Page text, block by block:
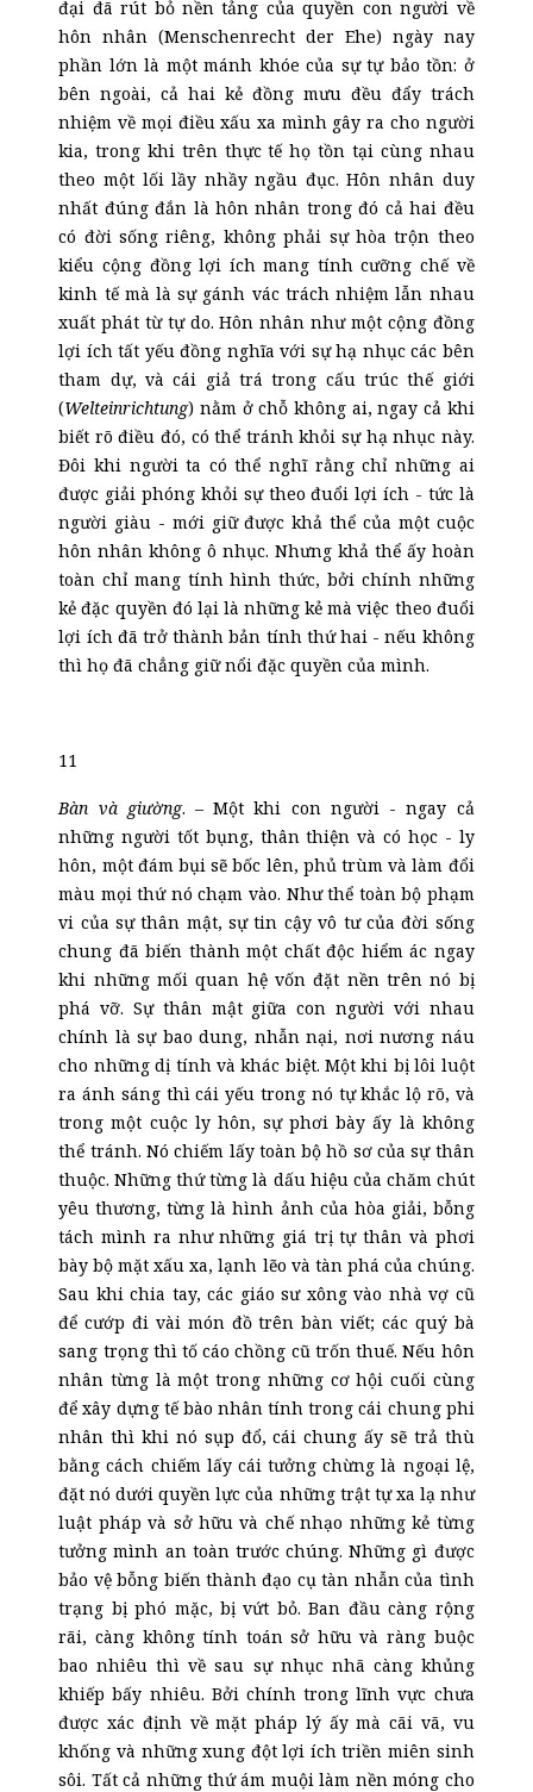
đại đã rút bỏ nền tảng của quyền con người về
hôn nhân (Menschenrecht der Ehe) ngày nay
phần lớn là một mánh khóe của sự tự bảo tồn: ở
bên ngoài, cả hai kẻ đồng mưu đều đẩy trách
nhiệm về mọi điều xấu xa mình gây ra cho người
kia, trong khi trên thực tế họ tồn tại cùng nhau
theo một lối lầy nhầy ngầu đục. Hôn nhân duy
nhất đúng đắn là hôn nhân trong đó cả hai đều
có đời sống riêng, không phải sự hòa trộn theo
kiểu cộng đồng lợi ích mang tính cưỡng chế về
kinh tế mà là sự gánh vác trách nhiệm lẫn nhau
xuất phát từ tự do. Hôn nhân như một cộng đồng
lợi ích tất yếu đồng nghĩa với sự hạ nhục các bên
tham dự, và cái giả trá trong cấu trúc thế giới
(Welteinrichtung) nằm ở chỗ không ai, ngay cả khi
biết rõ điều đó, có thể tránh khỏi sự hạ nhục này.
Đôi khi người ta có thể nghĩ rằng chỉ những ai
được giải phóng khỏi sự theo đuổi lợi ích - tức là
người giàu - mới giữ được khả thể của một cuộc
hôn nhân không ô nhục. Nhưng khả thể ấy hoàn
toàn chỉ mang tính hình thức, bởi chính những
kẻ đặc quyền đó lại là những kẻ mà việc theo đuổi
lợi ích đã trở thành bản tính thứ hai - nếu không
thì họ đã chẳng giữ nổi đặc quyền của mình.
11
Bàn và giường. – Một khi con người - ngay cả
những người tốt bụng, thân thiện và có học - ly
hôn, một đám bụi sẽ bốc lên, phủ trùm và làm đổi
màu mọi thứ nó chạm vào. Như thể toàn bộ phạm
vi của sự thân mật, sự tin cậy vô tư của đời sống
chung đã biến thành một chất độc hiểm ác ngay
khi những mối quan hệ vốn đặt nền trên nó bị
phá vỡ. Sự thân mật giữa con người với nhau
chính là sự bao dung, nhẫn nại, nơi nương náu
cho những dị tính và khác biệt. Một khi bị lôi luột
ra ánh sáng thì cái yếu trong nó tự khắc lộ rõ, và
trong một cuộc ly hôn, sự phơi bày ấy là không
thể tránh. Nó chiếm lấy toàn bộ hồ sơ của sự thân
thuộc. Những thứ từng là dấu hiệu của chăm chút
yêu thương, từng là hình ảnh của hòa giải, bỗng
tách mình ra như những giá trị tự thân và phơi
bày bộ mặt xấu xa, lạnh lẽo và tàn phá của chúng.
Sau khi chia tay, các giáo sư xông vào nhà vợ cũ
để cướp đi vài món đồ trên bàn viết; các quý bà
sang trọng thì tố cáo chồng cũ trốn thuế. Nếu hôn
nhân từng là một trong những cơ hội cuối cùng
để xây dựng tế bào nhân tính trong cái chung phi
nhân thì khi nó sụp đổ, cái chung ấy sẽ trả thù
bằng cách chiếm lấy cái tưởng chừng là ngoại lệ,
đặt nó dưới quyền lực của những trật tự xa lạ như
luật pháp và sở hữu và chế nhạo những kẻ từng
tưởng mình an toàn trước chúng. Những gì được
bảo vệ bỗng biến thành đạo cụ tàn nhẫn của tình
trạng bị phó mặc, bị vứt bỏ. Ban đầu càng rộng
rãi, càng không tính toán sở hữu và ràng buộc
bao nhiêu thì về sau sự nhục nhã càng khủng
khiếp bấy nhiêu. Bởi chính trong lĩnh vực chưa
được xác định về mặt pháp lý ấy mà cãi vã, vu
khống và những xung đột lợi ích triền miên sinh
sôi. Tất cả những thứ ám muội làm nền móng cho